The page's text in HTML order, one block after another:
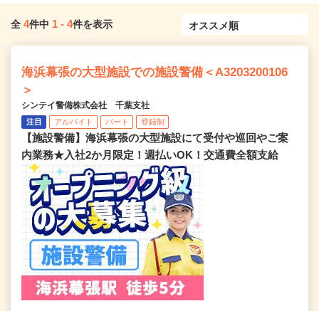
全 4件中 1 - 4件を表示
海浜幕張の大型施設での施設警備＜A3203200106
＞
シンテイ警備株式会社 千葉支社
注目 アルバイト パート 登録制
【施設警備】海浜幕張の大型施設にて受付や巡回やご案
内業務★入社2か月限定！週払いOK！交通費全額支給